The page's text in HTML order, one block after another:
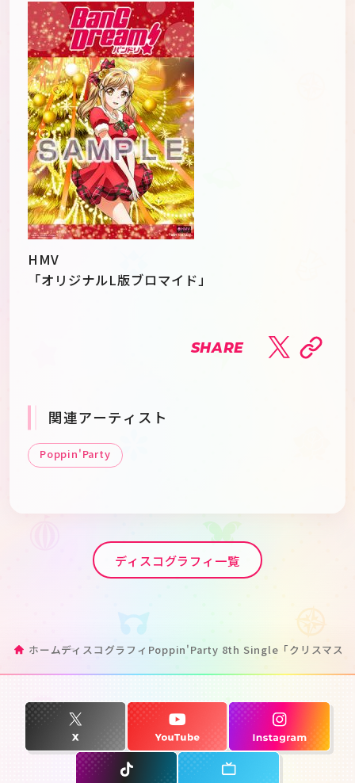
HMV
「オリジナルL版ブロマイド」
SHARE
関連アーティスト
Poppin'Party
ディスコグラフィ一覧
ホームディスコグラフィ Poppin'Party 8th Single「クリスマス